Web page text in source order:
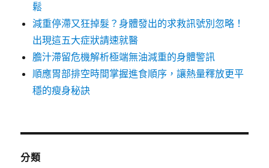
鬆
減重停滯又狂掉髮？身體發出的求救訊號別忽略！
出現這五大症狀請速就醫
膽汁滯留危機解析極端無油減重的身體警訊
順應胃部排空時間掌握進食順序，讓熱量釋放更平
穩的瘦身秘訣
分類